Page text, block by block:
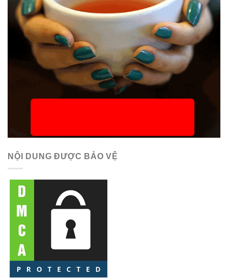
NỘI DUNG ĐƯỢC BẢO VỆ